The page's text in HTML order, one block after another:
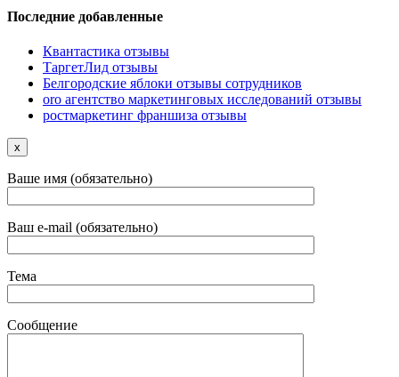
Последние добавленные
Квантастика отзывы
ТаргетЛид отзывы
Белгородские яблоки отзывы сотрудников
oro агентство маркетинговых исследований отзывы
ростмаркетинг франшиза отзывы
x
Ваше имя (обязательно)
Ваш e-mail (обязательно)
Тема
Сообщение